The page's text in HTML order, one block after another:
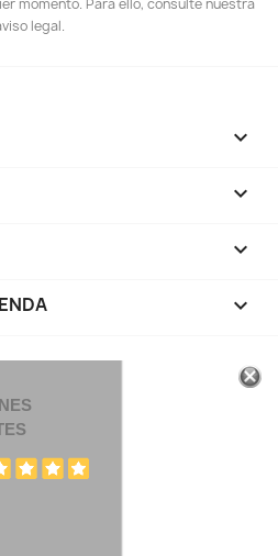
momento. Para ello, consulte nuestra
legal.



keyboard_arrow_down